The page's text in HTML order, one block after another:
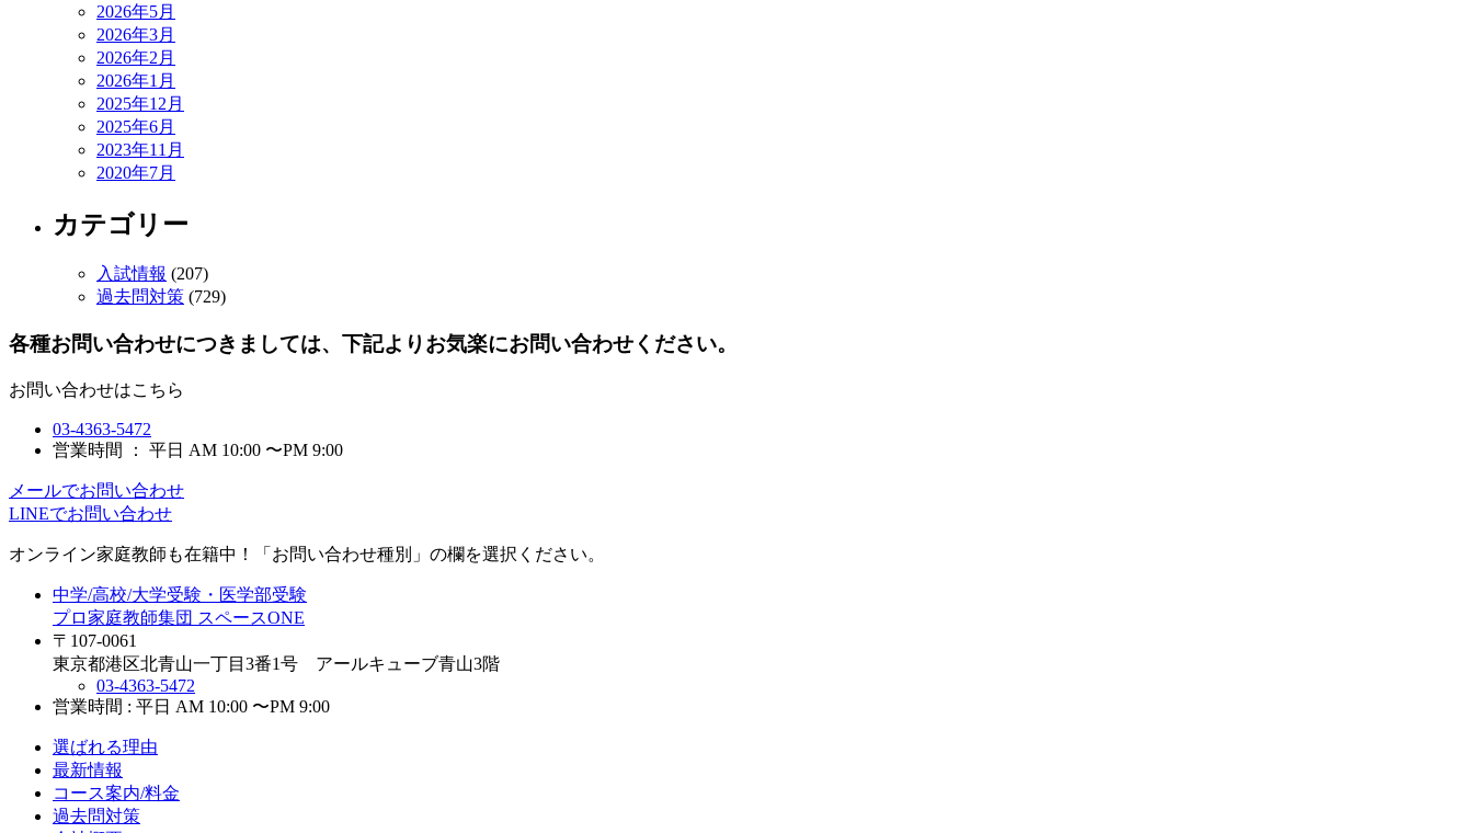
2026年5月
2026年3月
2026年2月
2026年1月
2025年12月
2025年6月
2023年11月
2020年7月
カテゴリー
入試情報 (207)
過去問対策 (729)
各種お問い合わせにつきましては、下記よりお気楽にお問い合わせください。
お問い合わせはこちら
03-4363-5472
営業時間 ： 平日 AM 10:00 〜PM 9:00
メールでお問い合わせ
LINEでお問い合わせ
オンライン家庭教師 も在籍中！「お問い合わせ種別」の欄を選択ください。
中学/高校/大学受験・医学部受験
プロ家庭教師集団 スペースONE
〒107-0061
東京都港区北青山一丁目3番1号 アールキューブ青山3階
03-4363-5472
営業時間 : 平日 AM 10:00 〜PM 9:00
選ばれる理由
最新情報
コース案内/料金
過去問対策